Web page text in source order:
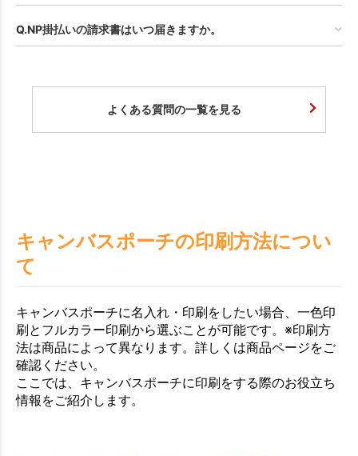
Q.NP掛払いの請求書はいつ届きますか。
よくある質問の一覧を見る
キャンバスポーチの印刷方法につい
て
キャンバスポーチに名入れ・印刷をしたい場合、一色印
刷とフルカラー印刷から選ぶことが可能です。※印刷方
法は商品によって異なります。詳しくは商品ページをご
確認ください。
ここでは、キャンバスポーチに印刷をする際のお役立ち
情報をご紹介します。